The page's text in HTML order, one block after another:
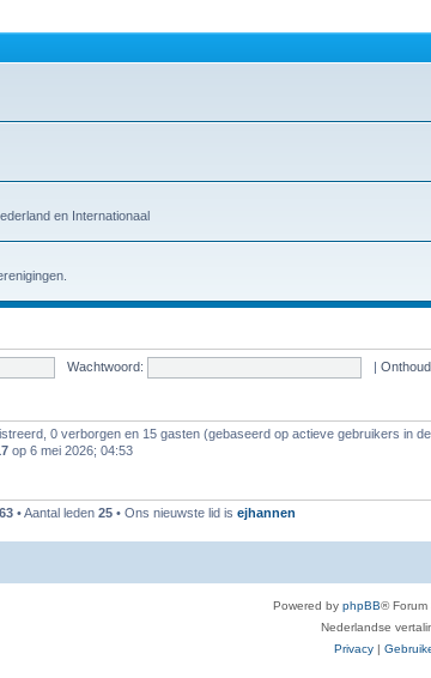
en Internationaal
Wachtwoord: |
0 verborgen en 15 gasten (gebaseerd op actieve gebruikers in
op 6 mei 2026; 04:53
• Aantal leden 25 • Ons nieuwste lid is ejhannen
Powered by phpBB® Forum
Nederlandse
Privacy |